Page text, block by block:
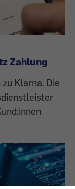
Zahlung
Klarna. Die